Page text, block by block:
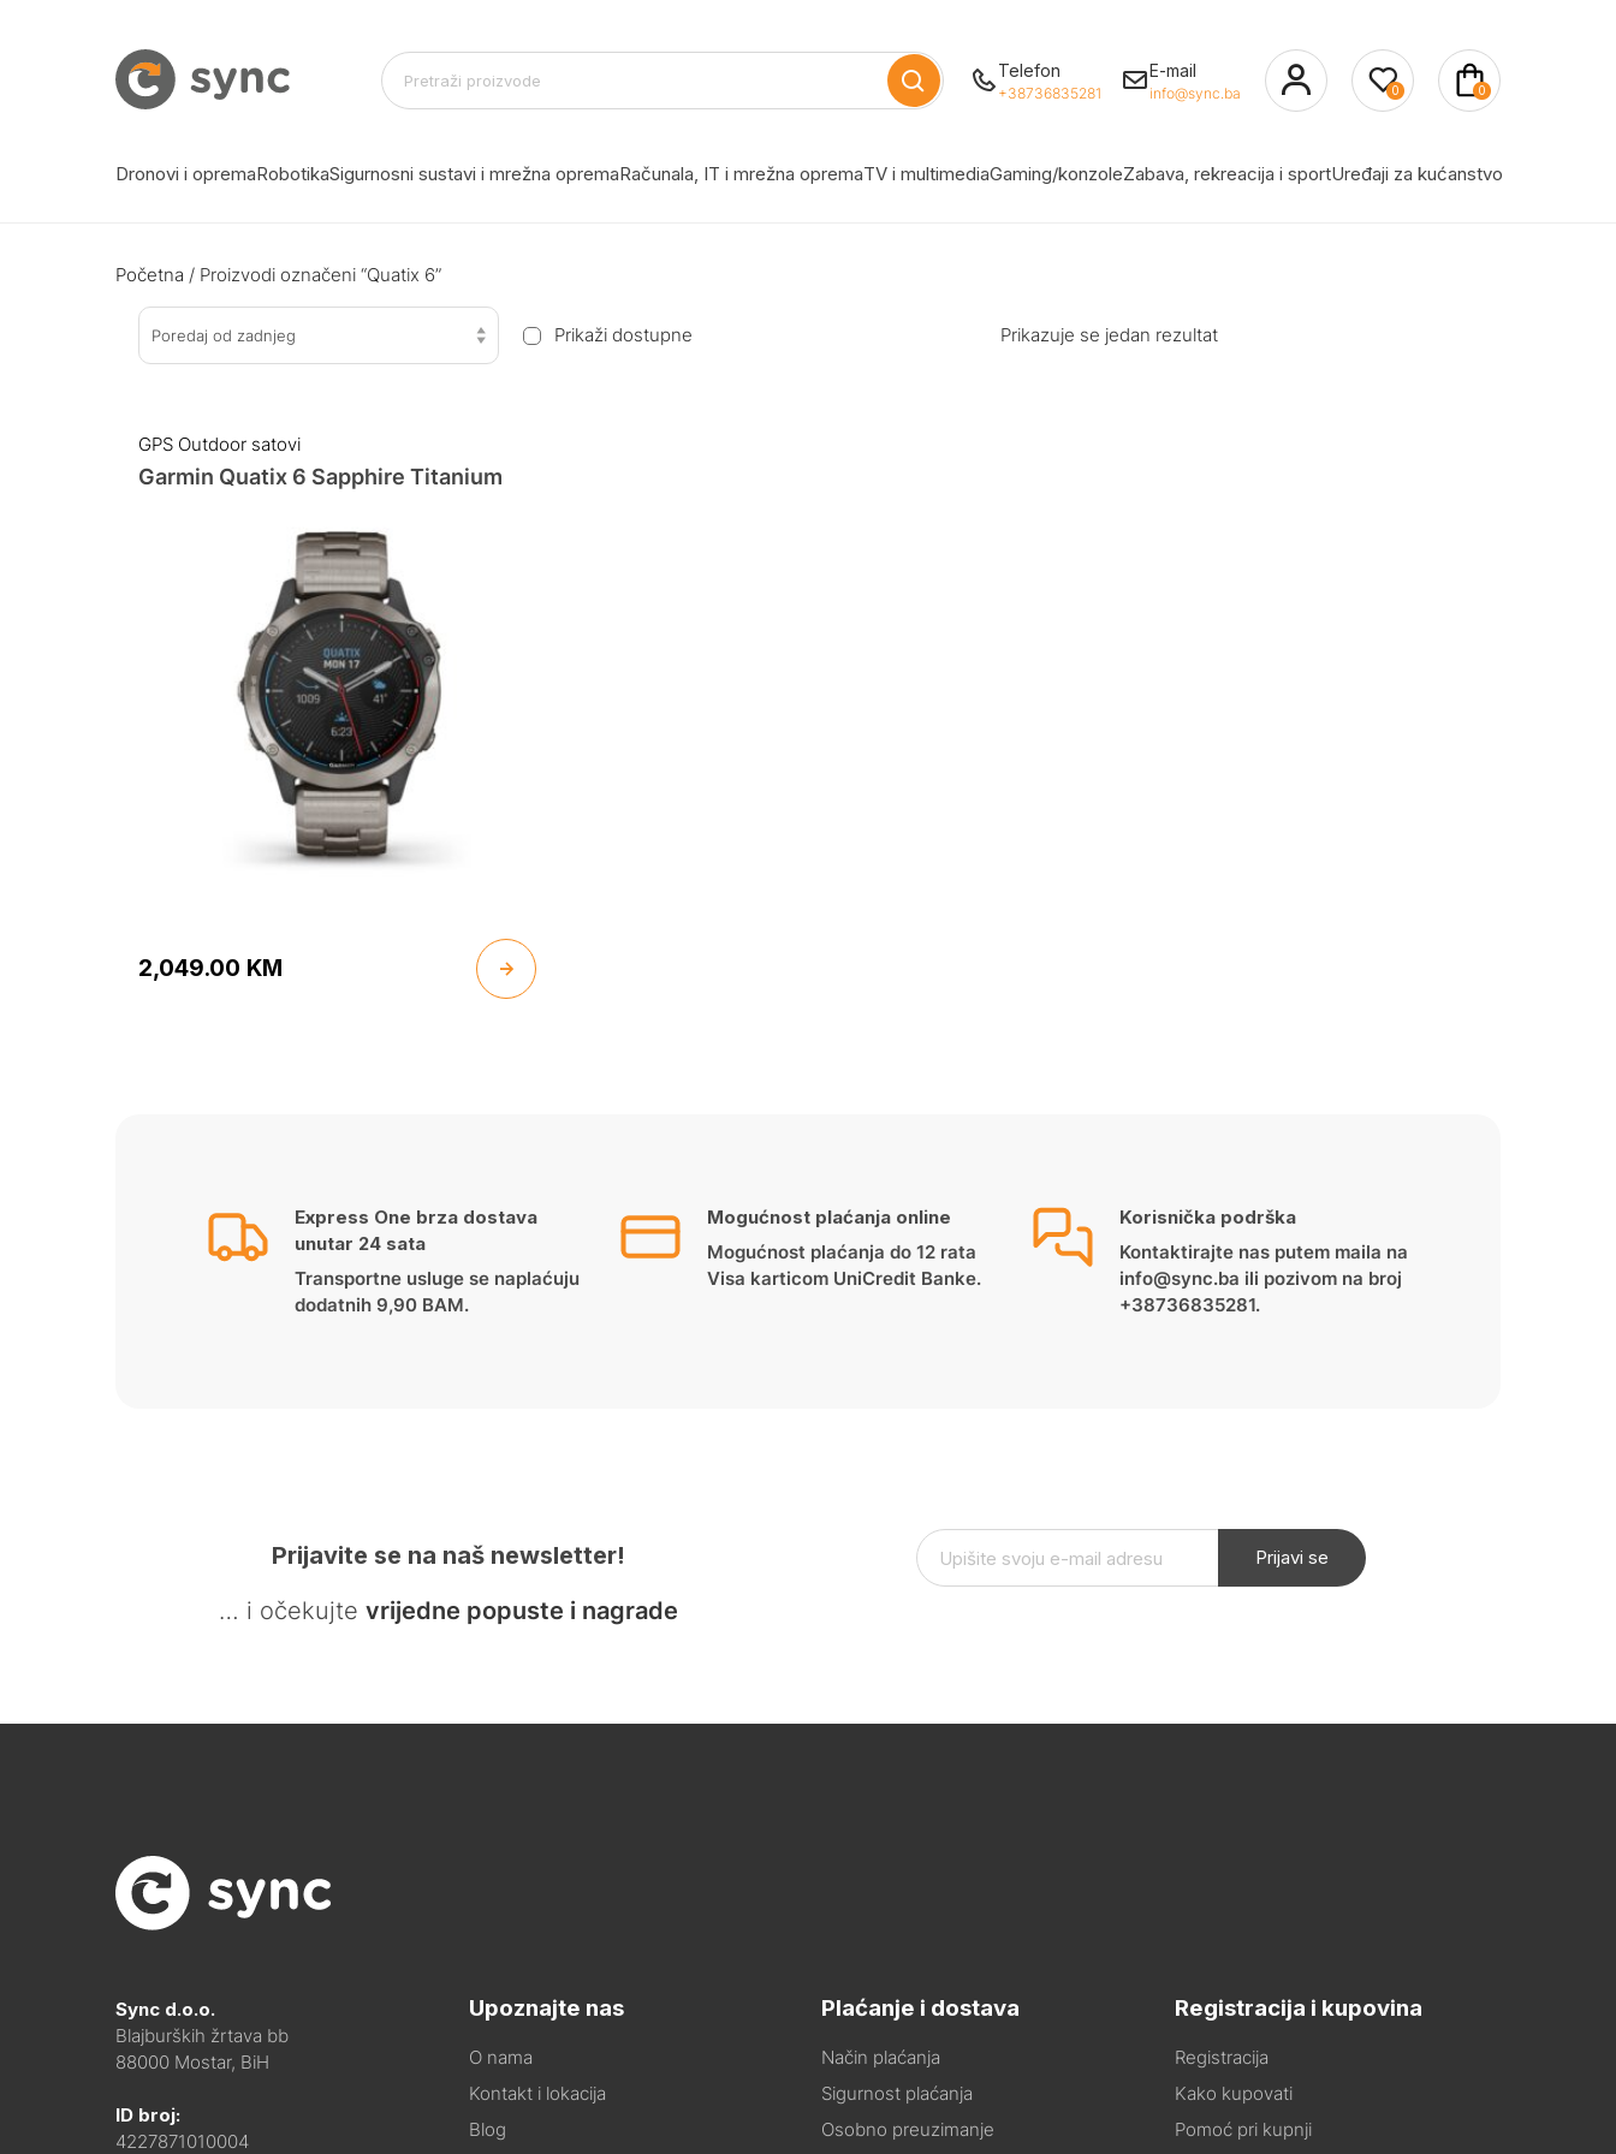
Telefon
+38736835281
E-mail
info@sync.ba 0 0
Dronovi i opremaRobotikaSigurnosni sustavi i mrežna opremaRačunala, IT i mrežna opremaTV i multimediaGaming/konzoleZabava, rekreacija i sportUređaji za kućanstvo
Početna / Proizvodi označeni “Quatix 6”
Poredaj od zadnjeg Prikaži dostupne Prikazuje se jedan rezultat
GPS Outdoor satovi
Garmin Quatix 6 Sapphire Titanium
2,049.00 KM
Express One brza dostava
unutar 24 sata
Transportne usluge se naplaćuju
dodatnih 9,90 BAM.
Mogućnost plaćanja online
Mogućnost plaćanja do 12 rata
Visa karticom UniCredit Banke.
Korisnička podrška
Kontaktirajte nas putem maila na
info@sync.ba ili pozivom na broj
+38736835281.
Prijavite se na naš newsletter!
… i očekujte vrijedne popuste i nagrade
Prijavi se
Sync d.o.o.
Blajburških žrtava bb
88000 Mostar, BiH
ID broj:
4227871010004
Upoznajte nas
O nama
Kontakt i lokacija
Blog
Plaćanje i dostava
Način plaćanja
Sigurnost plaćanja
Osobno preuzimanje
Registracija i kupovina
Registracija
Kako kupovati
Pomoć pri kupnji